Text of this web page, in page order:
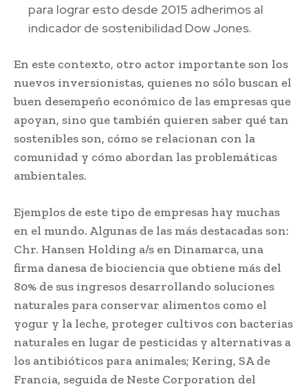
para lograr esto desde 2015 adherimos al
indicador de sostenibilidad Dow Jones.
En este contexto, otro actor importante son los
nuevos inversionistas, quienes no sólo buscan el
buen desempeño económico de las empresas que
apoyan, sino que también quieren saber qué tan
sostenibles son, cómo se relacionan con la
comunidad y cómo abordan las problemáticas
ambientales.
Ejemplos de este tipo de empresas hay muchas
en el mundo. Algunas de las más destacadas son:
Chr. Hansen Holding a/s en Dinamarca, una
firma danesa de biociencia que obtiene más del
80% de sus ingresos desarrollando soluciones
naturales para conservar alimentos como el
yogur y la leche, proteger cultivos con bacterias
naturales en lugar de pesticidas y alternativas a
los antibióticos para animales; Kering, SA de
Francia, seguida de Neste Corporation del